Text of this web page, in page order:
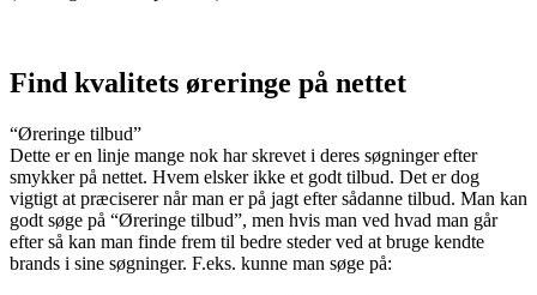
Find kvalitets øreringe på nettet
“Øreringe tilbud”
Dette er en linje mange nok har skrevet i deres søgninger efter
smykker på nettet. Hvem elsker ikke et godt tilbud. Det er dog
vigtigt at præciserer når man er på jagt efter sådanne tilbud. Man kan
godt søge på “Øreringe tilbud”, men hvis man ved hvad man går
efter så kan man finde frem til bedre steder ved at bruge kendte
brands i sine søgninger. F.eks. kunne man søge på: